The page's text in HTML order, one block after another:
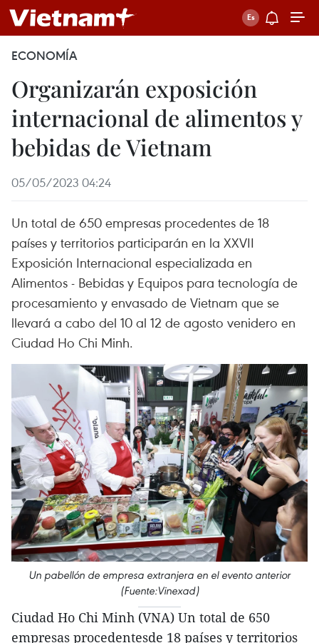
ECONOMÍA
Organizarán exposición
internacional de alimentos y
bebidas de Vietnam
05/05/2023 04:24
Un total de 650 empresas procedentes de 18
países y territorios participarán en la XXVII
Exposición Internacional especializada en
Alimentos - Bebidas y Equipos para tecnología de
procesamiento y envasado de Vietnam que se
llevará a cabo del 10 al 12 de agosto venidero en
Ciudad Ho Chi Minh.
Un pabellón de empresa extranjera en el evento anterior
(Fuente:Vinexad)
Ciudad Ho Chi Minh (VNA) Un total de 650
empresas procedentesde 18 países y territorios